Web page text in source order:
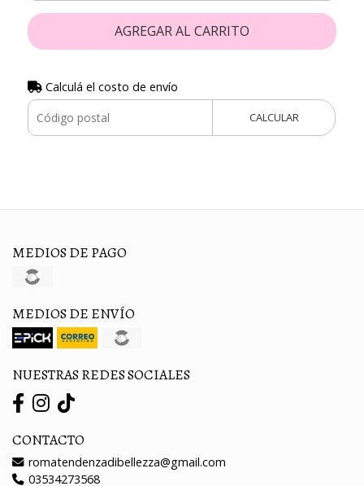
AGREGAR AL CARRITO
Calculá el costo de envío
CALCULAR
MEDIOS DE PAGO
MEDIOS DE ENVÍO
NUESTRAS REDES SOCIALES
CONTACTO
romatendenzadibellezza@gmail.com
03534273568